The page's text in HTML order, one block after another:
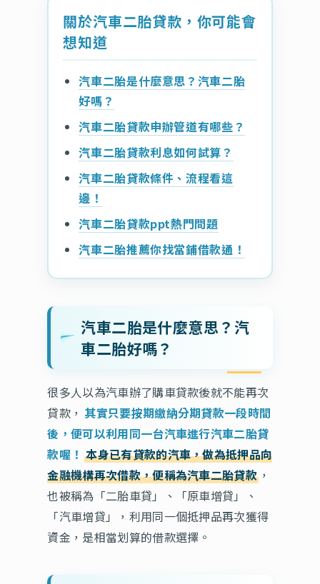
關於汽車二胎貸款，你可能會
想知道
汽車二胎是什麼意思？汽車二胎
好嗎？
汽車二胎貸款申辦管道有哪些？
汽車二胎貸款利息如何試算？
汽車二胎貸款條件、流程看這
邊！
汽車二胎貸款ppt熱門問題
汽車二胎推薦你找當鋪借款通！
汽車二胎是什麼意思？汽
車二胎好嗎？
很多人以為汽車辦了購車貸款後就不能再次
貸款， 其實只要按期繳納分期貸款一段時間
後，便可以利用同一台汽車進行汽車二胎貸
款喔！ 本身已有貸款的汽車，做為抵押品向
金融機構再次借款，便稱為汽車二胎貸款 ，
也被稱為「二胎車貸」、「原車增貸」、
「汽車增貸」，利用同一個抵押品再次獲得
資金，是相當划算的借款選擇。